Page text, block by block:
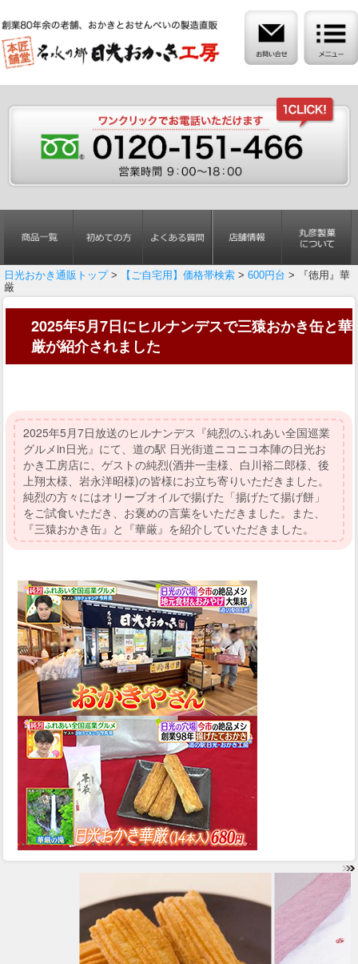
日光おかき通販トップ> 【ご自宅用】価格帯検索 > 600円台 > 『徳用』華
厳